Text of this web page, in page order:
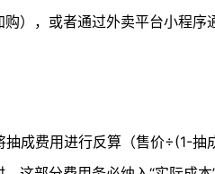
），或者通过外卖平台小程序
成费用进行反算（售价÷(1-抽